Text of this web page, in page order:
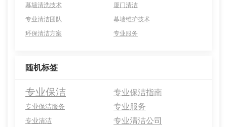
幕墙清洗技术
厦门清洁
专业清洁团队
幕墙维护技术
环保清洁方案
专业服务
随机标签
专业保洁 专业保洁指南
专业保洁服务 专业服务
专业清洁 专业清洁公司